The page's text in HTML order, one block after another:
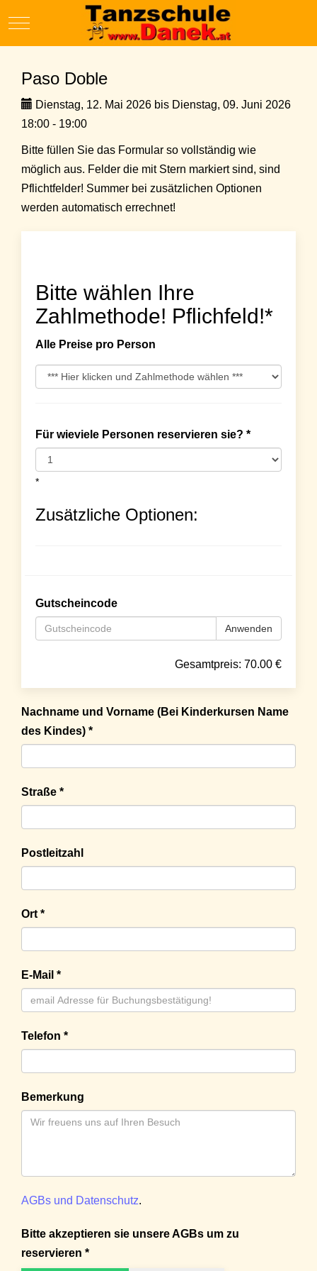
Mobile Menu Toggle
Paso Doble
Dienstag, 12. Mai 2026 bis Dienstag, 09. Juni 2026
18:00 - 19:00
Bitte füllen Sie das Formular so vollständig wie
möglich aus. Felder die mit Stern markiert sind, sind
Pflichtfelder! Summer bei zusätzlichen Optionen
werden automatisch errechnet!
Bitte wählen Ihre
Zahlmethode! Pflichfeld!*
Alle Preise pro Person
Für wieviele Personen reservieren sie? *
*
Zusätzliche Optionen:
Gutscheincode
Anwenden
Gesamtpreis: 70.00 €
Nachname und Vorname (Bei Kinderkursen Name
des Kindes) *
Straße *
Postleitzahl
Ort *
E-Mail *
Telefon *
Bemerkung
AGBs und Datenschutz.
Bitte akzeptieren sie unsere AGBs um zu
reservieren *